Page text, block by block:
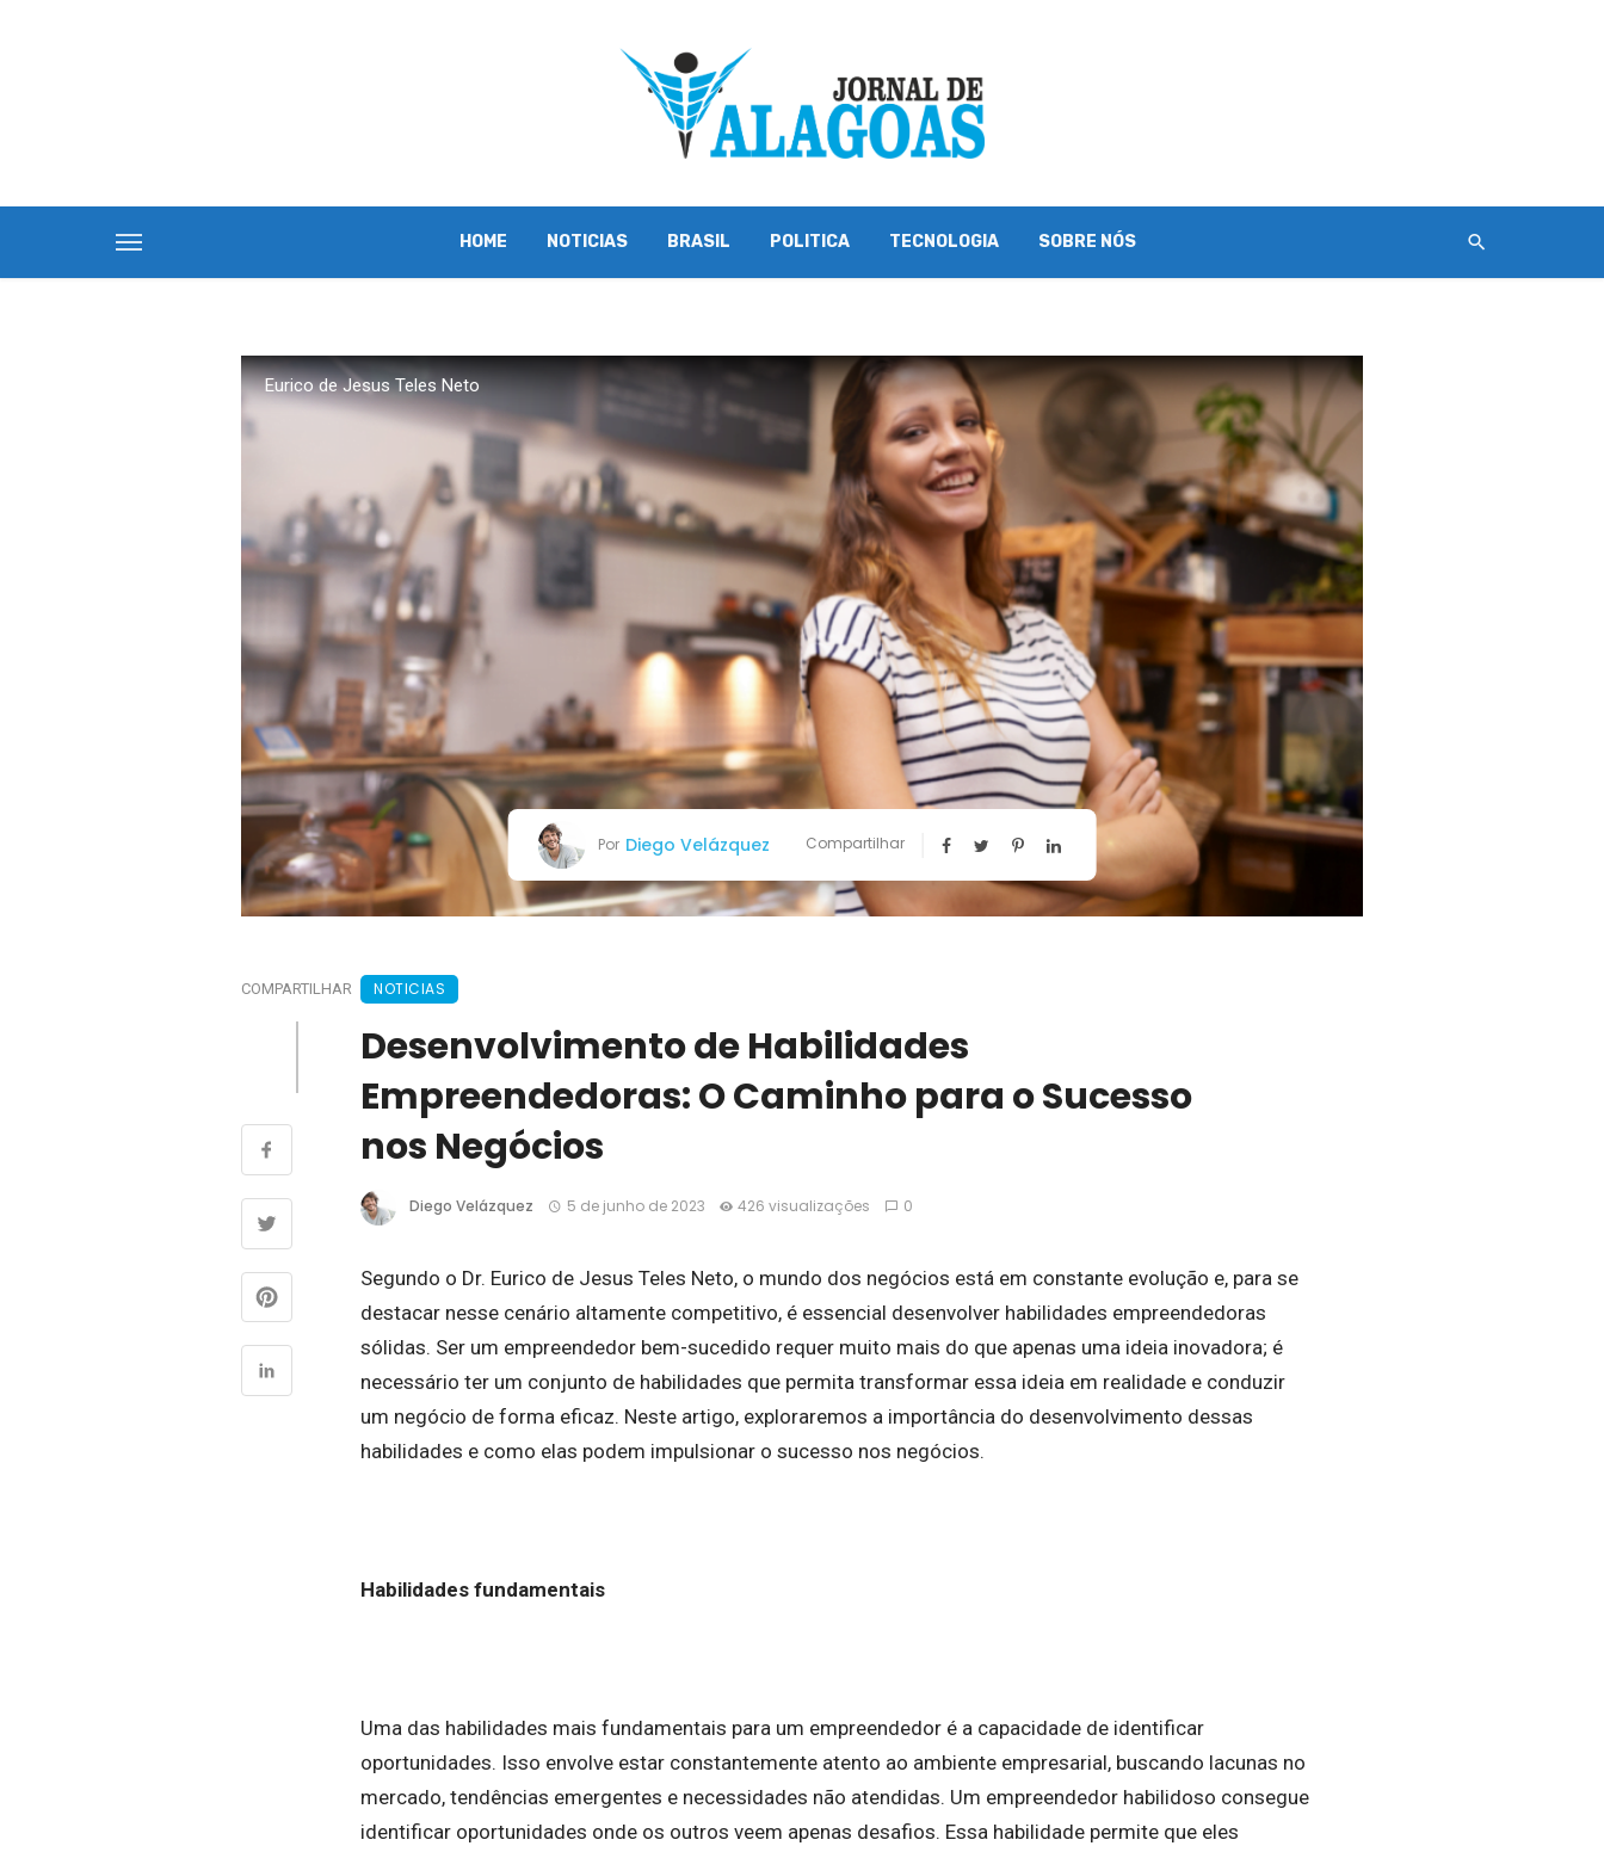
HOME NOTICIAS BRASIL POLITICA TECNOLOGIA SOBRE NÓS
Eurico de Jesus Teles Neto
Por Diego Velázquez Compartilhar
COMPARTILHAR NOTICIAS
Desenvolvimento de Habilidades
Empreendedoras: O Caminho para o Sucesso
nos Negócios
Diego Velázquez 5 de junho de 2023 426 visualizações 0
Segundo o Dr. Eurico de Jesus Teles Neto, o mundo dos negócios está em constante evolução e, para se
destacar nesse cenário altamente competitivo, é essencial desenvolver habilidades empreendedoras
sólidas. Ser um empreendedor bem-sucedido requer muito mais do que apenas uma ideia inovadora; é
necessário ter um conjunto de habilidades que permita transformar essa ideia em realidade e conduzir
um negócio de forma eficaz. Neste artigo, exploraremos a importância do desenvolvimento dessas
habilidades e como elas podem impulsionar o sucesso nos negócios.
Habilidades fundamentais
Uma das habilidades mais fundamentais para um empreendedor é a capacidade de identificar
oportunidades. Isso envolve estar constantemente atento ao ambiente empresarial, buscando lacunas no
mercado, tendências emergentes e necessidades não atendidas. Um empreendedor habilidoso consegue
identificar oportunidades onde os outros veem apenas desafios. Essa habilidade permite que eles